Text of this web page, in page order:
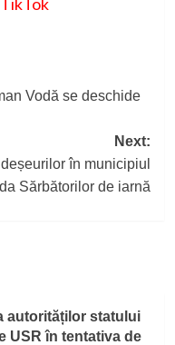
Vodă se deschide
Next:
în municipiul
Sărbătorilor de iarnă
autorităților statului
USR în tentativa de